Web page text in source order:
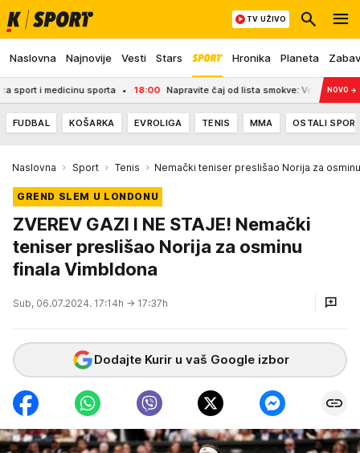
Naslovna Najnovije Vesti Stars Hronika Planeta
TV UŽIVO
i medicinu sporta 18:00 Napravite čaj od lista smokve: Vekovima seNOVO →
FUDBAL KOŠARKA EVROLIGA TENIS MMA OSTALI
Naslovna Sport Tenis Nemački teniser preslišao Norija za
GREND SLEM U LONDONU
ZVEREV GAZI I NE STAJE! Nemački
teniser preslišao Norija za osminu
finala Vimbldona
Sub, 06.07.2024. 17:14h → 17:37h
Dodajte Kurir u vaš Google izbor